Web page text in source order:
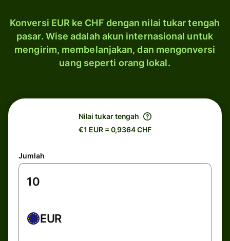
Konversi EUR ke CHF dengan nilai tukar tengah
pasar. Wise adalah akun internasional untuk
mengirim, membelanjakan, dan mengonversi
uang seperti orang lokal.
Nilai tukar tengah
€1 EUR = 0,9364 CHF
Jumlah
EUR